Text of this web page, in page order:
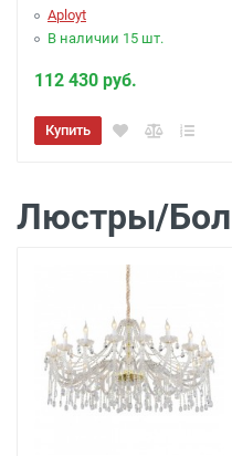
Aployt
В наличии 15 шт.
112 430 руб.
Купить
Люстры/